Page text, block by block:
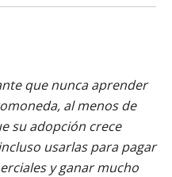
que nunca aprender
al menos de
su adopción crece
usarlas para pagar
y ganar mucho